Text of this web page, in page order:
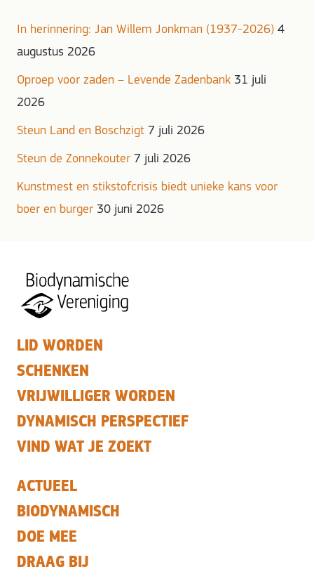
In herinnering: Jan Willem Jonkman (1937-2026) 4
augustus 2026
Oproep voor zaden – Levende Zadenbank 31 juli
2026
Steun Land en Boschzigt 7 juli 2026
Steun de Zonnekouter 7 juli 2026
Kunstmest en stikstofcrisis biedt unieke kans voor
boer en burger 30 juni 2026
LID WORDEN
SCHENKEN
VRIJWILLIGER WORDEN
DYNAMISCH PERSPECTIEF
VIND WAT JE ZOEKT
ACTUEEL
BIODYNAMISCH
DOE MEE
DRAAG BIJ